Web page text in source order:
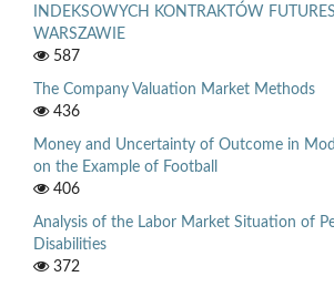
INDEKSOWYCH KONTRAKTÓW
WARSZAWIE
587
The Company Valuation Market Methods
436
Money and Uncertainty of Outcome in
on the Example of Football
406
Analysis of the Labor Market Situation of
Disabilities
372